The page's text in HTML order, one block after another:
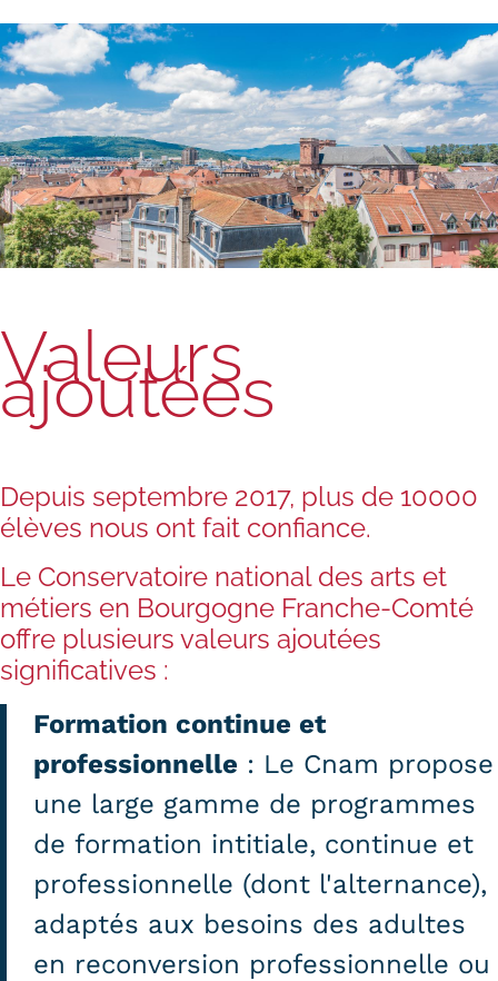
Validation des acquis
professionnels et personnels
(VAPP)
Infos pratiques
Discrimination/égalité/mixité
Statistiques
Téléchargements
Qualiopi
Le Cnam ICSV
Mobilité internationale et
Erasmus
Règlement intérieur
Infos élèves
Modalités d'inscription
Tarifs
Modalités de financement
Valeurs
ajoutées
Depuis septembre 2017, plus de 10000
élèves nous ont fait confiance.
Le Conservatoire national des arts et
métiers en Bourgogne Franche-Comté
offre plusieurs valeurs ajoutées
significatives :
Formation continue et
professionnelle : Le Cnam propose
une large gamme de programmes
de formation intitiale, continue et
professionnelle (dont l'alternance),
adaptés aux besoins des adultes
en reconversion professionnelle ou